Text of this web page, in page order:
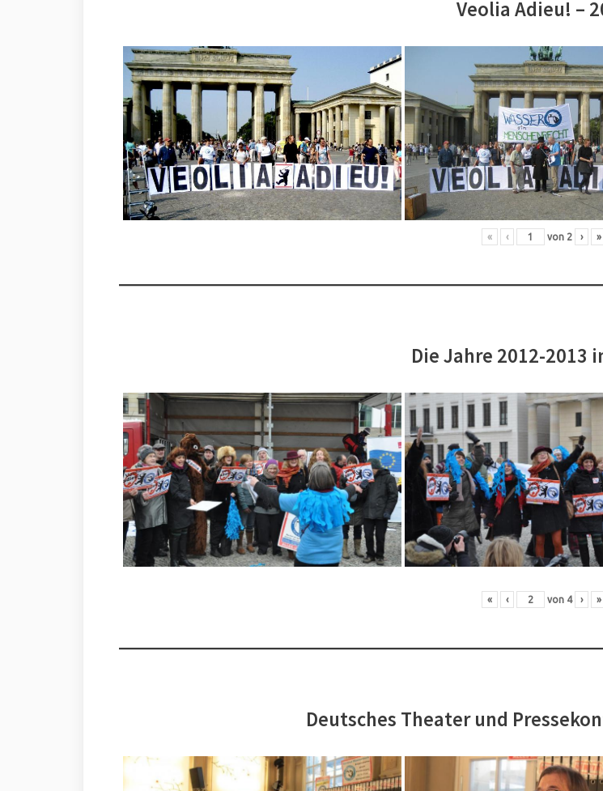
Veolia Adieu! –
« ‹ von 2 › »
Die Jahre 2012-2013
« ‹ von 4 › »
Deutsches Theater und